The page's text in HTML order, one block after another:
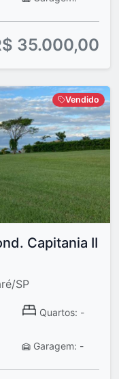
35.000,00
Vendido
Capitania II
SP
Quartos: -
Garagem: -